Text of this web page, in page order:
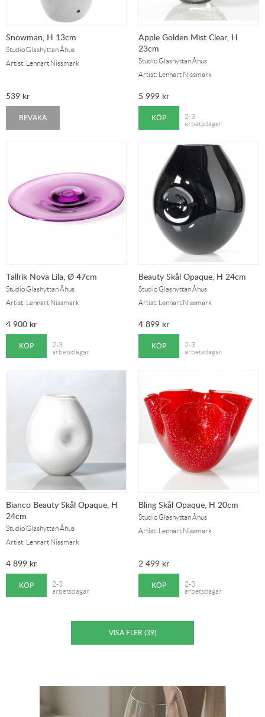
Snowman, H 13cm
Studio Glashyttan Åhus
Artist: Lennart Nissmark
539 kr
BEVAKA
Apple Golden Mist Clear, H
23cm
Studio Glashyttan Åhus
Artist: Lennart Nissmark
5 999 kr
KÖP
2-3
arbetsdagar.
Tallrik Nova Lila, Ø 47cm
Studio Glashyttan Åhus
Artist: Lennart Nissmark
4 900 kr
KÖP
2-3
arbetsdagar.
Beauty Skål Opaque, H 24cm
Studio Glashyttan Åhus
Artist: Lennart Nissmark
4 899 kr
KÖP
2-3
arbetsdagar.
Bianco Beauty Skål Opaque, H
24cm
Studio Glashyttan Åhus
Artist: Lennart Nissmark
4 899 kr
KÖP
2-3
arbetsdagar.
Bling Skål Opaque, H 20cm
Studio Glashyttan Åhus
Artist: Lennart Nissmark
2 499 kr
KÖP
2-3
arbetsdagar.